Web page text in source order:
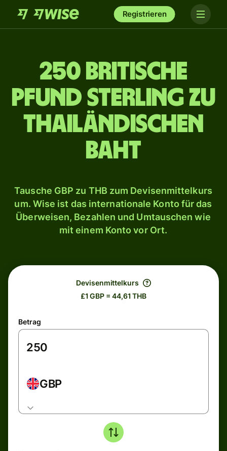
Registrieren
250 britische
Pfund Sterling zu
thailändischen
Baht
Tausche GBP zu THB zum Devisenmittelkurs
um. Wise ist das internationale Konto für das
Überweisen, Bezahlen und Umtauschen wie
mit einem Konto vor Ort.
Devisenmittelkurs
£1 GBP = 44,61 THB
Betrag
GBP